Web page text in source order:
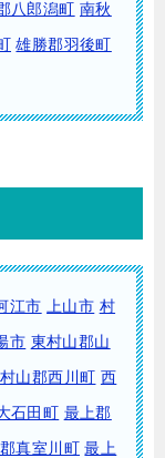
八郎潟町 南秋
雄勝郡羽後町
江市 上山市 村
市 東村山郡山
山郡西川町 西
石田町 最上郡
真室川町 最上